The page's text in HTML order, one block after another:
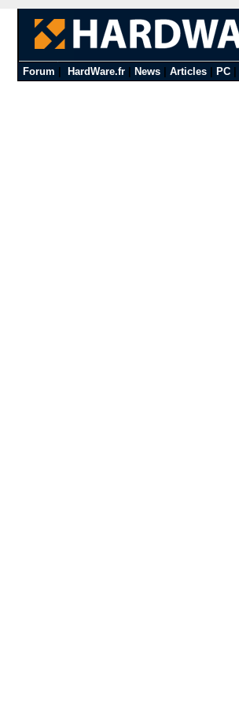
Forum HardWare.fr| News| Articles| PC|